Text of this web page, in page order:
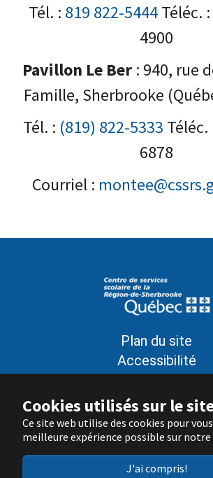
Cookies utilisés sur le
Ce site web utilise des cookies pour
meilleure expérience possible sur notre
J'ai compris!
Tél. : 819 822-5444Téléc.
4900
Pavillon Le Ber : 940, rue
Famille, Sherbrooke
Tél. : (819) 822-5333 Téléc.
6878
Courriel :
Plan du site
Accessibilité
Conditions
Signaler un problème
Nous joindre
© Gouvernement du